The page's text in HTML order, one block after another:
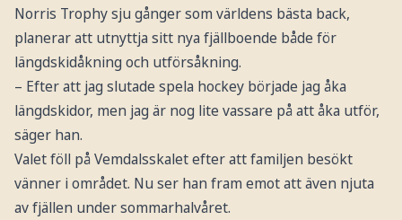
Norris Trophy sju gånger som världens bästa back,
planerar att utnyttja sitt nya fjällboende både för
längdskidåkning och utförsåkning.
– Efter att jag slutade spela hockey började jag åka
längdskidor, men jag är nog lite vassare på att åka utför,
säger han.
Valet föll på Vemdalsskalet efter att familjen besökt
vänner i området. Nu ser han fram emot att även njuta
av fjällen under sommarhalvåret.